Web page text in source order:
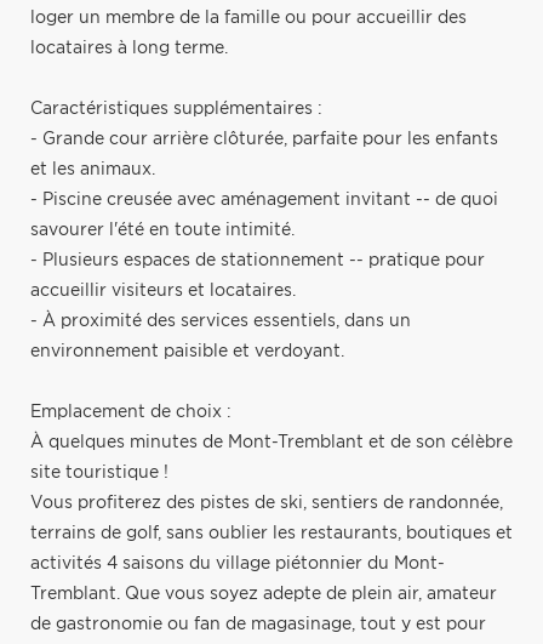
loger un membre de la famille ou pour accueillir des
locataires à long terme.
Caractéristiques supplémentaires :
- Grande cour arrière clôturée, parfaite pour les enfants
et les animaux.
- Piscine creusée avec aménagement invitant -- de quoi
savourer l'été en toute intimité.
- Plusieurs espaces de stationnement -- pratique pour
accueillir visiteurs et locataires.
- À proximité des services essentiels, dans un
environnement paisible et verdoyant.
Emplacement de choix :
À quelques minutes de Mont-Tremblant et de son célèbre
site touristique !
Vous profiterez des pistes de ski, sentiers de randonnée,
terrains de golf, sans oublier les restaurants, boutiques et
activités 4 saisons du village piétonnier du Mont-
Tremblant. Que vous soyez adepte de plein air, amateur
de gastronomie ou fan de magasinage, tout y est pour